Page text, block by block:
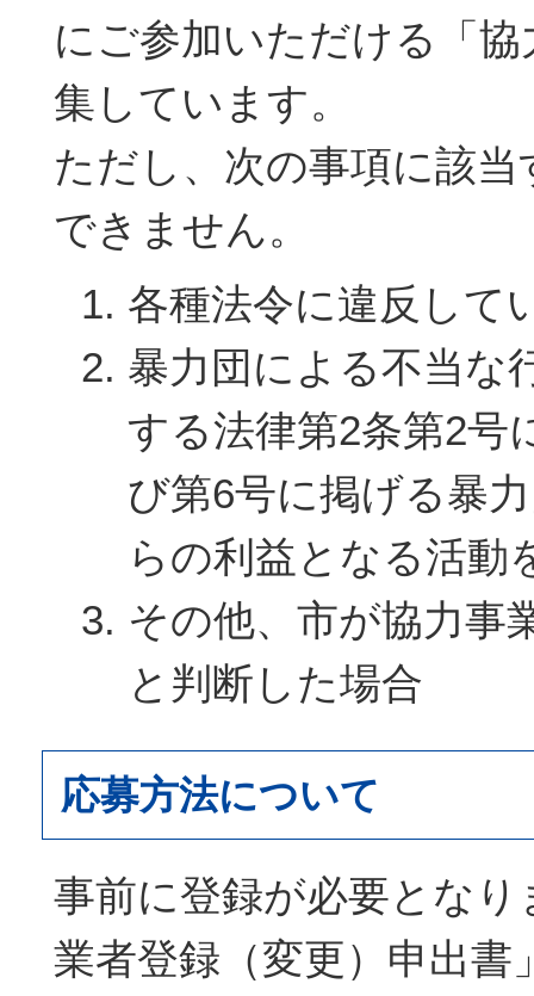
にご参加いただける「
集しています。
ただし、次の事項に該
できません。
各種法令に違反して
暴力団による不当な
する法律第2条第2号
び第6号に掲げる暴
らの利益となる活動
その他、市が協力事
と判断した場合
応募方法について
事前に登録が必要となり
業者登録（変更）申出書